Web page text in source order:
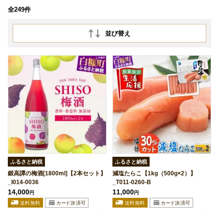
全249件
並び替え
ふるさと納税
鍛高譚の梅酒[1800ml]【2本セット】
_I014-0036
14,000円
ふるさと納税
減塩たらこ【1kg（500g×2）】
_T011-0260-B
11,000円